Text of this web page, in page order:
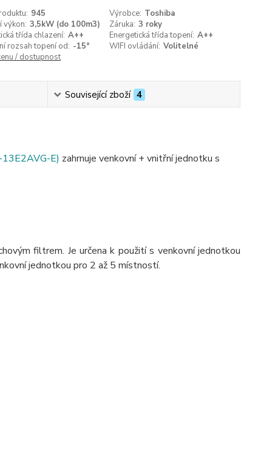
945 Výrobce: Toshiba
výkon: 3,5kW (do 100m3) Záruka: 3 roky
třída chlazení: A++ Energetická třída topení: A++
rozsah topení od: -15° WIFI ovládání: Volitelné
/ dostupnost
Související zboží 4
E) zahrnuje venkovní + vnitřní jednotku s
filtrem. Je určena k použití s venkovní jednotkou
jednotkou pro 2 až 5 místností.